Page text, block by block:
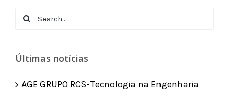
Search
Últimas notícias
AGE GRUPO RCS-Tecnologia na Engenharia